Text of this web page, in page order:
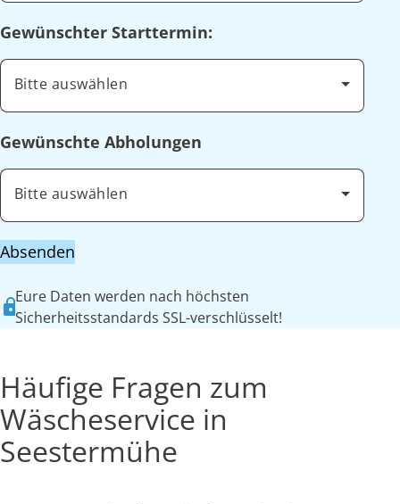
Gewünschter Starttermin:
Bitte auswählen
Gewünschte Abholungen
Bitte auswählen
Absenden
Eure Daten werden nach höchsten
Sicherheitsstandards SSL-verschlüsselt!
Häufige Fragen zum
Wäscheservice in
Seestermühe